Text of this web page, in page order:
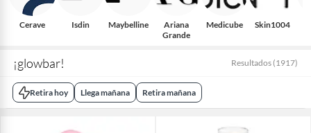
Cerave Isdin Maybelline
Ariana
Grande
Medicube Skin1004
¡glowbar! Resultados (1917)
Retira hoy Llega mañana Retira mañana